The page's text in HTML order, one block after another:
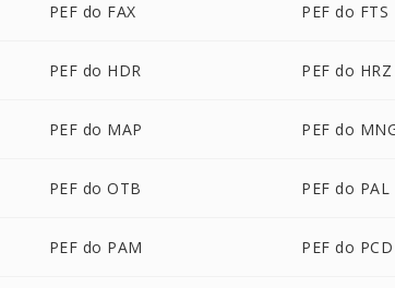
PEF do FAX PEF do FTS
PEF do HDR PEF do HRZ
PEF do MAP PEF do
PEF do OTB PEF do PAL
PEF do PAM PEF do PCD